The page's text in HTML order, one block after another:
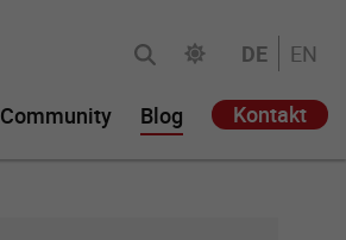
Community Blog Kontakt
DE EN